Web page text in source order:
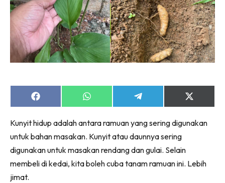
Share
on
Share
on
Share
on
Share
on
(Twitter)
Kunyit hidup adalah antara ramuan yang sering digunakan
untuk bahan masakan. Kunyit atau daunnya sering
digunakan untuk masakan rendang dan gulai. Selain
membeli di kedai, kita boleh cuba tanam ramuan ini. Lebih
jimat.